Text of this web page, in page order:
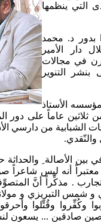
التي ينظمها
بدور د. محمد
دار الأمير
في مجالات
التنوير
الأستاذ
عاماً على دور
الشبابية من دارسي
والنّقدي.
الأصالة
أنه ليس شاعراً
. مذكِّراً أنَّ
و شمس التبريزي و
وكُفِّروا وقُتِّلوا
صادقين ... يسعون